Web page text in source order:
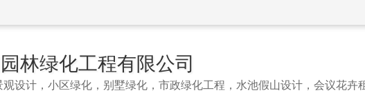
林绿化工程有限公司
设计，小区绿化，别墅绿化，市政绿化工程，水池假山设计，会议花